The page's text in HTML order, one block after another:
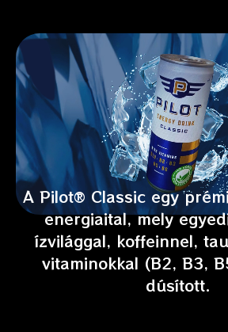
A Pilot® Classic egy
energiaital, mely
ízvilággal, koffeinnel,
vitaminokkal (B2, B3,
dúsított.